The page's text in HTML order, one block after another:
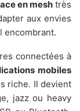
en mesh très
aux envies
encombrant.
connectées à
mobiles
riche. Il devient
jazz ou heavy